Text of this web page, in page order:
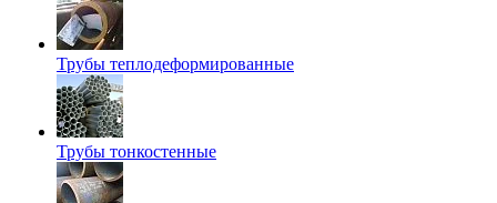
Трубы теплодеформированные
Трубы тонкостенные